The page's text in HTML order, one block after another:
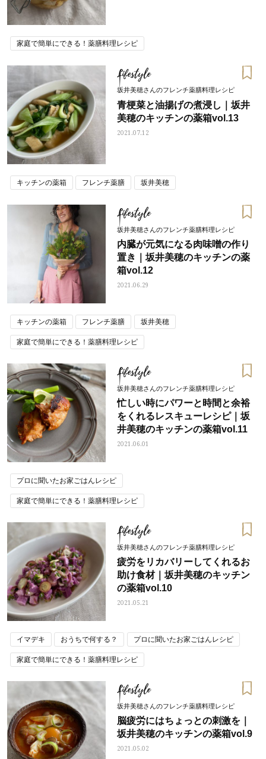
家庭で簡単にできる！薬膳料理レシピ
Lifestyle
坂井美穂さんのフレンチ薬膳料理レシピ
青梗菜と油揚げの煮浸し｜坂井
美穂のキッチンの薬箱vol.13
2021.07.12
キッチンの薬箱 フレンチ薬膳 坂井美穂
Lifestyle
坂井美穂さんのフレンチ薬膳料理レシピ
内臓が元気になる肉味噌の作り
置き｜坂井美穂のキッチンの薬
箱vol.12
2021.06.29
キッチンの薬箱 フレンチ薬膳 坂井美穂
家庭で簡単にできる！薬膳料理レシピ
Lifestyle
坂井美穂さんのフレンチ薬膳料理レシピ
忙しい時にパワーと時間と余裕
をくれるレスキューレシピ｜坂
井美穂のキッチンの薬箱vol.11
2021.06.01
プロに聞いたお家ごはんレシピ
家庭で簡単にできる！薬膳料理レシピ
Lifestyle
坂井美穂さんのフレンチ薬膳料理レシピ
疲労をリカバリーしてくれるお
助け食材｜坂井美穂のキッチン
の薬箱vol.10
2021.05.21
イマデキ おうちで何する？ プロに聞いたお家ごはんレシピ
家庭で簡単にできる！薬膳料理レシピ
Lifestyle
坂井美穂さんのフレンチ薬膳料理レシピ
脳疲労にはちょっとの刺激を｜
坂井美穂のキッチンの薬箱vol.9
2021.05.02